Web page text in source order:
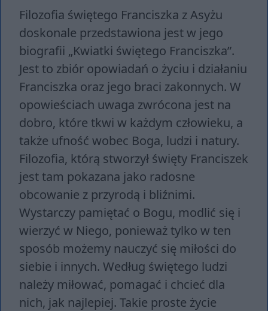
Filozofia świętego Franciszka z Asyżu
doskonale przedstawiona jest w jego
biografii „Kwiatki świętego Franciszka”.
Jest to zbiór opowiadań o życiu i działaniu
Franciszka oraz jego braci zakonnych. W
opowieściach uwaga zwrócona jest na
dobro, które tkwi w każdym człowieku, a
także ufność wobec Boga, ludzi i natury.
Filozofia, którą stworzył święty Franciszek
jest tam pokazana jako radosne
obcowanie z przyrodą i bliźnimi.
Wystarczy pamiętać o Bogu, modlić się i
wierzyć w Niego, ponieważ tylko w ten
sposób możemy nauczyć się miłości do
siebie i innych. Według świętego ludzi
należy miłować, pomagać i chcieć dla
nich, jak najlepiej. Takie proste życie